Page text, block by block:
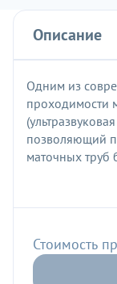
Описание
Одним из
проходимости
позволяющий
маточных труб
Стоимость